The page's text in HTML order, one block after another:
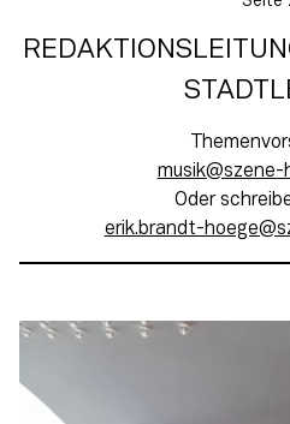
moc.grubmah-
Oder
moc.grubmah-